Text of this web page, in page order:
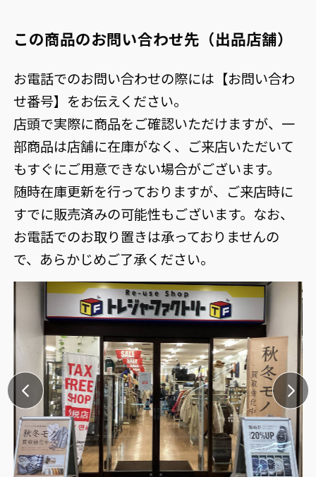
この商品のお問い合わせ先（出品店舗）
お電話でのお問い合わせの際には【お問い合わ
せ番号】をお伝えください。
店頭で実際に商品をご確認いただけますが、一
部商品は店舗に在庫がなく、ご来店いただいて
もすぐにご用意できない場合がございます。
随時在庫更新を行っておりますが、ご来店時に
すでに販売済みの可能性もございます。なお、
お電話でのお取り置きは承っておりませんの
で、あらかじめご了承ください。